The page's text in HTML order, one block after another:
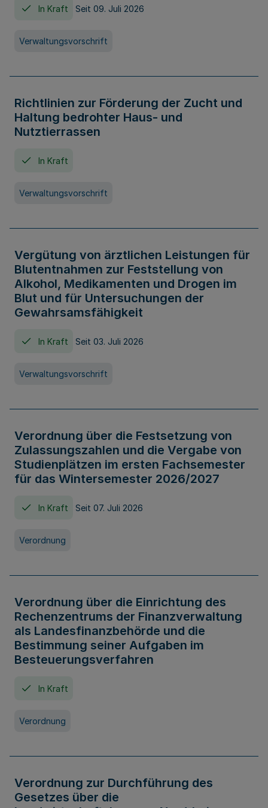
In Kraft Seit 09. Juli 2026
Verwaltungsvorschrift
Richtlinien zur Förderung der Zucht und
Haltung bedrohter Haus- und
Nutztierrassen
In Kraft
Verwaltungsvorschrift
Vergütung von ärztlichen Leistungen für
Blutentnahmen zur Feststellung von
Alkohol, Medikamenten und Drogen im
Blut und für Untersuchungen der
Gewahrsamsfähigkeit
In Kraft Seit 03. Juli 2026
Verwaltungsvorschrift
Verordnung über die Festsetzung von
Zulassungszahlen und die Vergabe von
Studienplätzen im ersten Fachsemester
für das Wintersemester 2026/2027
In Kraft Seit 07. Juli 2026
Verordnung
Verordnung über die Einrichtung des
Rechenzentrums der Finanzverwaltung
als Landesfinanzbehörde und die
Bestimmung seiner Aufgaben im
Besteuerungsverfahren
In Kraft
Verordnung
Verordnung zur Durchführung des
Gesetzes über die